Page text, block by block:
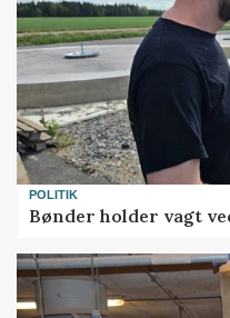
POLITIK
Bønder holder vagt